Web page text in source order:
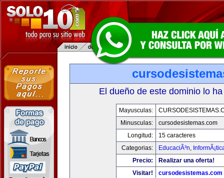
El dueño de este dominio lo
Mayusculas:
Minusculas:
cursodesistemas.com
Longitud:
15 caracteres
Categorias:
EducaciÃ³n,
Precio:
Realizar una oferta!
Visitar!
cursodesistemas.com